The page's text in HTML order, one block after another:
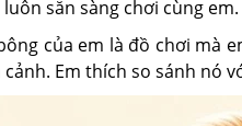
sẵn sàng chơi cùng em.
của em là đồ chơi mà
Em thích so sánh nó